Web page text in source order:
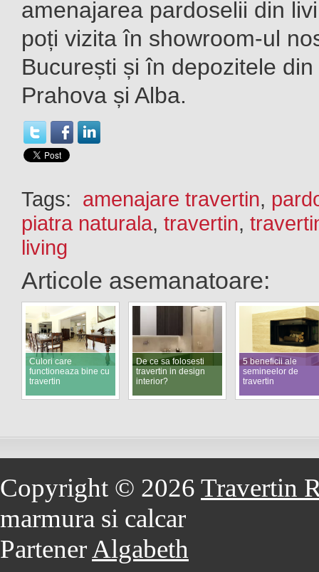
amenajarea pardoselii din
poți vizita în showroom-ul
București și în depozitele
Prahova și Alba.
Tags: amenajare travertin,
piatra naturala, travertin,
living
Articole asemanatoare:
Culori care
functioneaza bine cu
travertin
De ce sa folosesti
travertin in design
interior?
5 beneficii ale
semineelor de
travertin
Copyright © 2026 Travertin
marmura si calcar
PartenerAlgabeth